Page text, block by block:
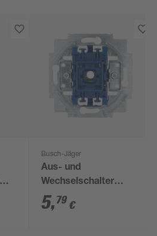
Busch-Jäger
Aus- und
Wechselschalter
Einsatz
5,79 €